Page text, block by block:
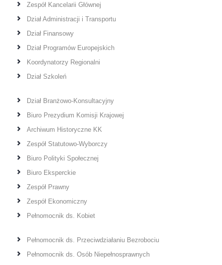
Zespół Kancelarii Głównej
Dział Administracji i Transportu
Dział Finansowy
Dział Programów Europejskich
Koordynatorzy Regionalni
Dział Szkoleń
Dział Branżowo-Konsultacyjny
Biuro Prezydium Komisji Krajowej
Archiwum Historyczne KK
Zespół Statutowo-Wyborczy
Biuro Polityki Społecznej
Biuro Eksperckie
Zespół Prawny
Zespół Ekonomiczny
Pełnomocnik ds. Kobiet
Pełnomocnik ds. Przeciwdziałaniu Bezrobociu
Pełnomocnik ds. Osób Niepełnosprawnych